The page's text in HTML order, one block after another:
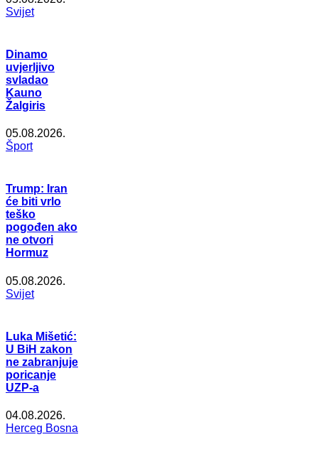
Svijet
Dinamo
uvjerljivo
svladao
Kauno
Žalgiris
05.08.2026.
Šport
Trump: Iran
će biti vrlo
teško
pogođen ako
ne otvori
Hormuz
05.08.2026.
Svijet
Luka Mišetić:
U BiH zakon
ne zabranjuje
poricanje
UZP-a
04.08.2026.
Herceg Bosna